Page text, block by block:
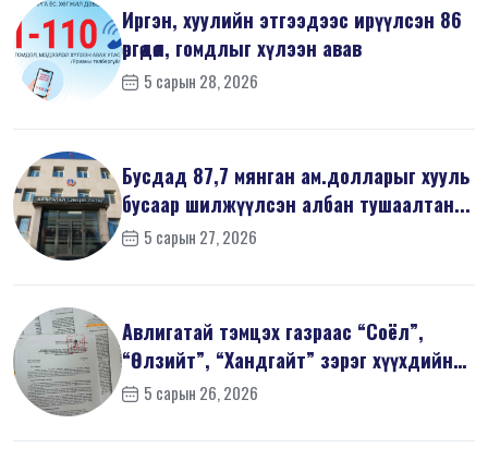
Иргэн, хуулийн этгээдээс ирүүлсэн 86
өргөдөл, гомдлыг хүлээн авав
5 сарын 28, 2026
Бусдад 87,7 мянган ам.долларыг хууль
бусаар шилжүүлсэн албан тушаалтан...
5 сарын 27, 2026
Авлигатай тэмцэх газраас “Соёл”,
“Өлзийт”, “Хандгайт” зэрэг хүүхдийн
з...5 сарын 26, 2026